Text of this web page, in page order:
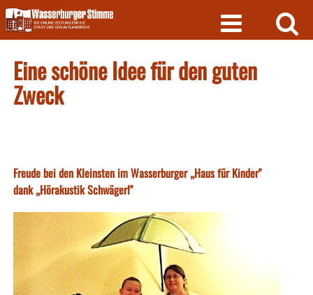
Skip
to
content
Eine schöne Idee für den guten
Zweck
Freude bei den Kleinsten im Wasserburger „Haus für Kinder"
dank „Hörakustik Schwägerl"